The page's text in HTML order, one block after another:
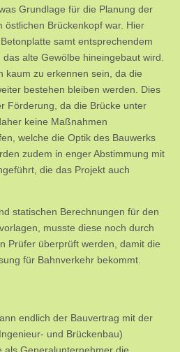
Grundlage für die Planung der
östlichen Brückenkopf war. Hier
samt entsprechendem
alte Gewölbe hineingebaut wird.
kaum zu erkennen sein, da die
bestehen bleiben werden. Dies
Förderung, da die Brücke unter
keine Maßnahmen
welche die Optik des Bauwerks
zudem in enger Abstimmung mit
die das Projekt auch
statischen Berechnungen für den
musste diese noch durch
Prüfer überprüft werden, damit die
für Bahnverkehr bekommt.
endlich der Bauvertrag mit der
und Brückenbau)